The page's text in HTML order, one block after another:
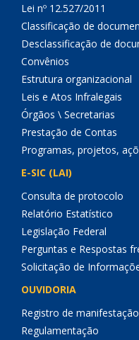
Lei nº 12.527/2011
Classificação de
Desclassificação de
Convênios
Estrutura organizacional
Leis e Atos Infralegais
Órgãos \ Secretarias
Prestação de Contas
Programas, projetos,
E-SIC (LAI)
Consulta de protocolo
Relatório Estatístico
Legislação Federal
Perguntas e Respostas
Solicitação de
OUVIDORIA
Registro de manifestação
Regulamentação